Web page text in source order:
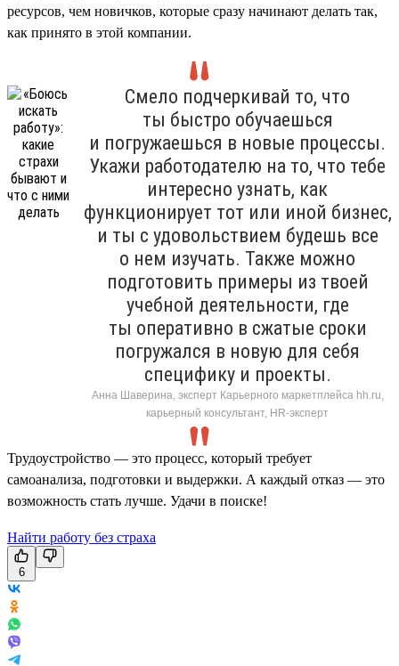
ресурсов, чем новичков, которые сразу начинают делать так,
как принято в этой компании.
Смело подчеркивай то, что
ты быстро обучаешься
и погружаешься в новые процессы.
Укажи работодателю на то, что тебе
интересно узнать, как
функционирует тот или иной бизнес,
и ты с удовольствием будешь все
о нем изучать. Также можно
подготовить примеры из твоей
учебной деятельности, где
ты оперативно в сжатые сроки
погружался в новую для себя
специфику и проекты.
Анна Шаверина, эксперт Карьерного маркетплейса hh.ru,
карьерный консультант, HR-эксперт
Трудоустройство — это процесс, который требует
самоанализа, подготовки и выдержки. А каждый отказ — это
возможность стать лучше. Удачи в поиске!
Найти работу без страха
6